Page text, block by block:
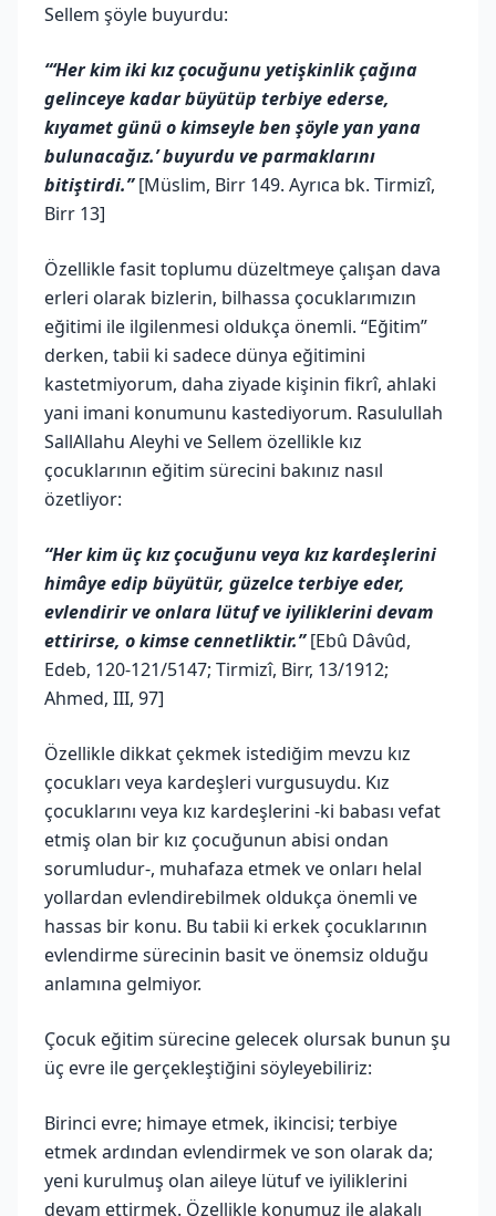
Sellem şöyle buyurdu:
“‘Her kim iki kız çocuğunu yetişkinlik çağına
gelinceye kadar büyütüp terbiye ederse,
kıyamet günü o kimseyle ben şöyle yan yana
bulunacağız.’ buyurdu ve parmaklarını
bitiştirdi.”[Müslim, Birr 149. Ayrıca bk. Tirmizî,
Birr 13]
Özellikle fasit toplumu düzeltmeye çalışan dava
erleri olarak bizlerin, bilhassa çocuklarımızın
eğitimi ile ilgilenmesi oldukça önemli. “Eğitim”
derken, tabii ki sadece dünya eğitimini
kastetmiyorum, daha ziyade kişinin fikrî, ahlaki
yani imani konumunu kastediyorum. Rasulullah
SallAllahu Aleyhi ve Sellem özellikle kız
çocuklarının eğitim sürecini bakınız nasıl
özetliyor:
“Her kim üç kız çocuğunu veya kız kardeşlerini
himâye edip büyütür, güzelce terbiye eder,
evlendirir ve onlara lütuf ve iyiliklerini devam
ettirirse, o kimse cennetliktir.”[Ebû Dâvûd,
Edeb, 120-121/5147; Tirmizî, Birr, 13/1912;
Ahmed, III, 97]
Özellikle dikkat çekmek istediğim mevzu kız
çocukları veya kardeşleri vurgusuydu. Kız
çocuklarını veya kız kardeşlerini -ki babası vefat
etmiş olan bir kız çocuğunun abisi ondan
sorumludur-, muhafaza etmek ve onları helal
yollardan evlendirebilmek oldukça önemli ve
hassas bir konu. Bu tabii ki erkek çocuklarının
evlendirme sürecinin basit ve önemsiz olduğu
anlamına gelmiyor.
Çocuk eğitim sürecine gelecek olursak bunun şu
üç evre ile gerçekleştiğini söyleyebiliriz:
Birinci evre; himaye etmek, ikincisi; terbiye
etmek ardından evlendirmek ve son olarak da;
yeni kurulmuş olan aileye lütuf ve iyiliklerini
devam ettirmek. Özellikle konumuz ile alakalı